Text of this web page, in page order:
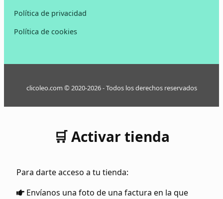
Política de privacidad
Política de cookies
clicoleo.com © 2020-2026 - Todos los derechos reservados
🛒 Activar tienda
Para darte acceso a tu tienda:
Envíanos una foto de una factura en la que